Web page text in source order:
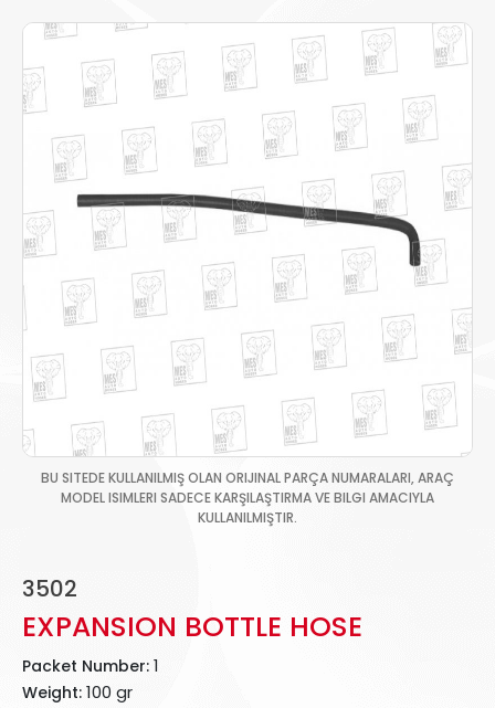
BU SITEDE KULLANILMIŞ OLAN ORIJINAL PARÇA NUMARALARI, ARAÇ
MODEL ISIMLERI SADECE KARŞILAŞTIRMA VE BILGI AMACIYLA
KULLANILMIŞTIR.
3502
EXPANSION BOTTLE HOSE
Packet Number: 1
Weight: 100 gr